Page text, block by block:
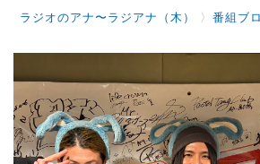
ラジオのアナ〜ラジアナ（木） 〉番組ブ